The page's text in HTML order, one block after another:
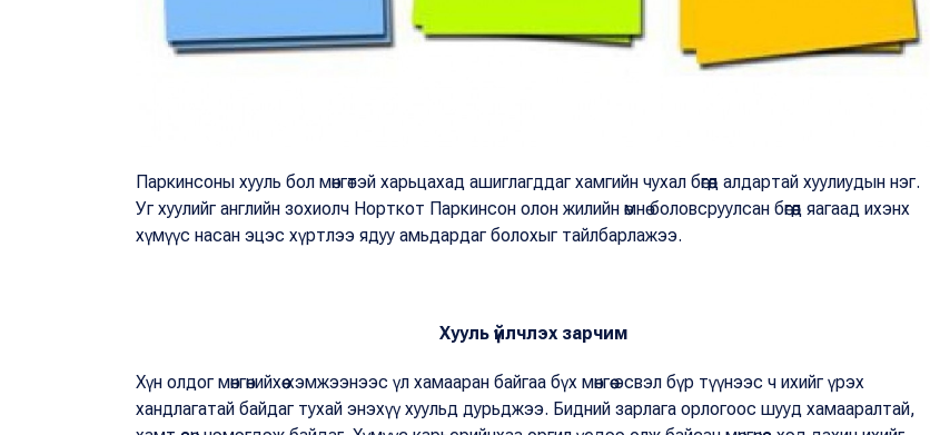
Паркинсоны хууль бол мөнгөтэй харьцахад ашиглагддаг хамгийн чухал бөгөөд алдартай хуулиудын нэг.
Уг хуулийг английн зохиолч Норткот Паркинсон олон жилийн өмнө боловсруулсан бөгөөд яагаад ихэнх
хүмүүс насан эцэс хүртлээ ядуу амьдардаг болохыг тайлбарлажээ.
Хууль үйлчлэх зарчим
Хүн олдог мөнгөнийхөө хэмжээнээс үл хамааран байгаа бүх мөнгөө эсвэл бүр түүнээс ч ихийг үрэх
хандлагатай байдаг тухай энэхүү хуульд дурьджээ. Бидний зарлага орлогоос шууд хамааралтай,